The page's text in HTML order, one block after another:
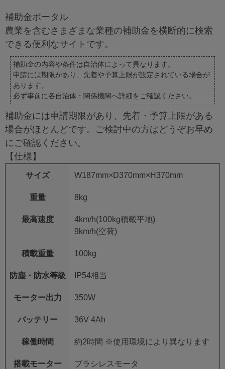
補助金ポータル
農業を含むさまざまな業種の補助金を横断的に検索
できる便利なサイトです。
補助金の内容や条件は自治体によって異なります。
申請には期限があり、先着や予算上限が設定されている場合が
あります。
必ず事前に各自治体・関係機関へ詳細をご確認ください。
補助金には申請期限があり、先着・予算上限がある
場合がほとんどです。ご検討中の方はどうぞお早め
にご確認ください。
【仕様】
サイズ W187mm×D370mm×H370mm
重量 8kg
最高速度
4km/h(100kg積載平地)
9km/h(空荷)
積載重量 100kg
防塵・防水等級 IP54相当
モーター出力 350W
バッテリー 36V 4Ah
稼働時間 約2時間 ※使用環境により異なります
搭載モーター ブラシレスモータ